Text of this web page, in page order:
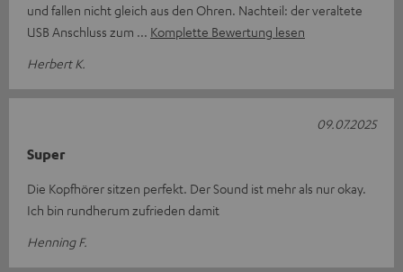
und fallen nicht gleich aus den Ohren. Nachteil: der veraltete
USB Anschluss zum
Komplette Bewertung lesen
Herbert K.
Super
Die Kopfhörer sitzen perfekt. Der Sound ist mehr als nur okay.
Ich bin rundherum zufrieden damit
Henning F.
09.07.2025